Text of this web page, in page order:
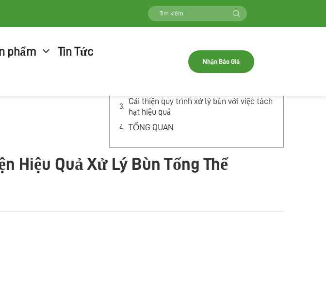
phẩm
Tin Tức
Nhận Báo Giá
Hiệu Quả Xử Lý Bùn Tổng Thể
Mục Lục
Làm thế nào tách gạch cải thiện hiệu quả
xử lý bùn tổng thể
Tối ưu hóa hiệu quả xử lý bùn, bằng cách
Cải thiện quy trình xử lý bùn với việc tách
hạt hiệu quả
TỔNG QUAN